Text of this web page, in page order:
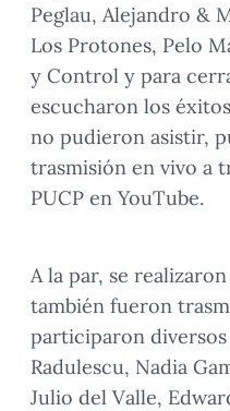
Peglau, Alejandro &
Los Protones, Pelo
y Control y para
escucharon los
no pudieron asistir,
trasmisión en vivo a
PUCP en YouTube.
A la par, se
también fueron
participaron
Radulescu, Nadia
Julio del Valle,